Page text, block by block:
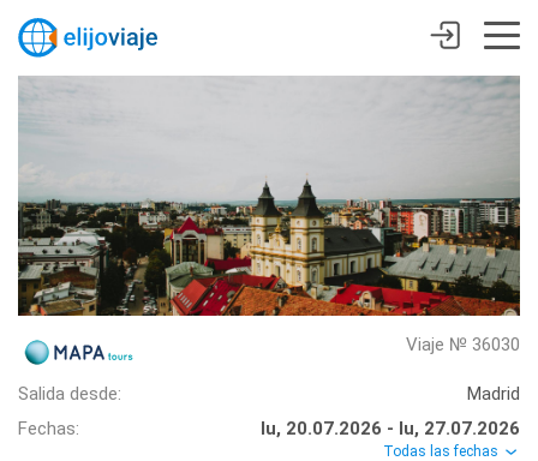
Viaje № 36030
Salida desde:
Madrid
Fechas:
lu, 20.07.2026 - lu, 27.07.2026
Todas las fechas